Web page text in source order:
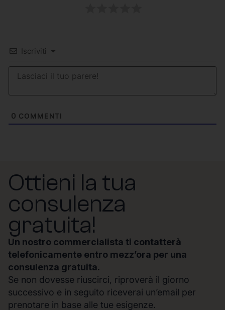
Iscriviti
0 COMMENTI
Ottieni la tua
consulenza
gratuita!
Un nostro commercialista ti contatterà
telefonicamente entro mezz’ora per una
consulenza gratuita.
Se non dovesse riuscirci, riproverà il giorno
successivo e in seguito riceverai un’email per
prenotare in base alle tue esigenze.